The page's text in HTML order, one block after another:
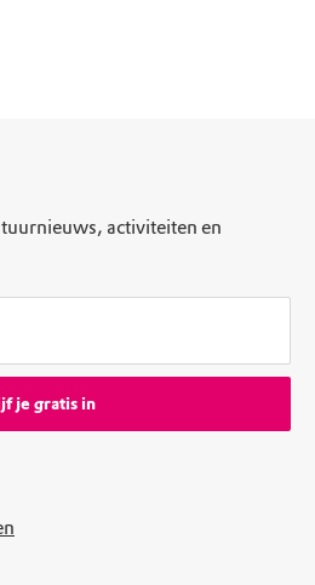
activiteiten en
je gratis in